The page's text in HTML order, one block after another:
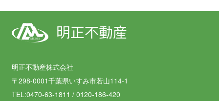
MEISEI 明正不動産
明正不動産株式会社
〒298-0001千葉県いすみ市若山114-1
TEL:0470-63-1811 / 0120-186-420